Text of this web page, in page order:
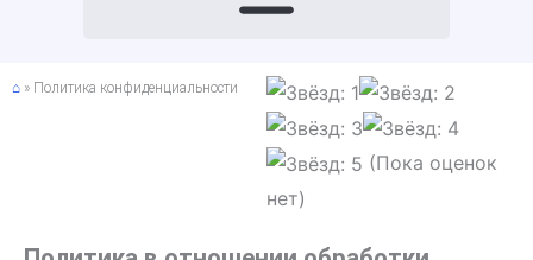
⌂ » Политика конфиденциальности
(Пока оценок
нет)